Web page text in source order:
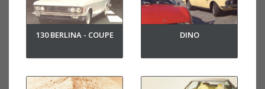
130 BERLINA - COUPE DINO